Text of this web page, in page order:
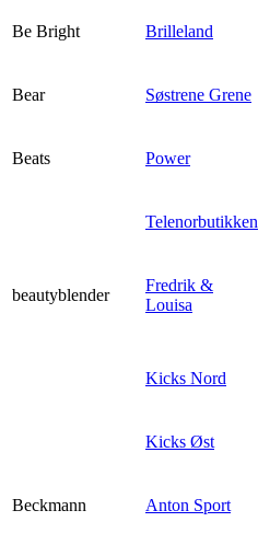
Be Bright Brilleland
Bear Søstrene Grene
Beats Power
Telenorbutikken
beautyblender
Fredrik &
Louisa
Kicks Nord
Kicks Øst
Beckmann Anton Sport